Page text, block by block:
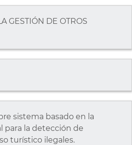
GESTIÓN DE OTROS
sistema basado en la
para la detección de
turístico ilegales.